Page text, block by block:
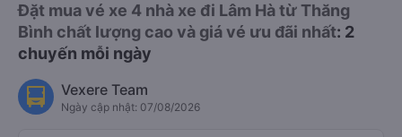
Đặt mua vé xe 4 nhà xe đi Lâm Hà từ Thăng
Bình chất lượng cao và giá vé ưu đãi nhất: 2
chuyến mỗi ngày
Vexere Team
Ngày cập nhật: 07/08/2026